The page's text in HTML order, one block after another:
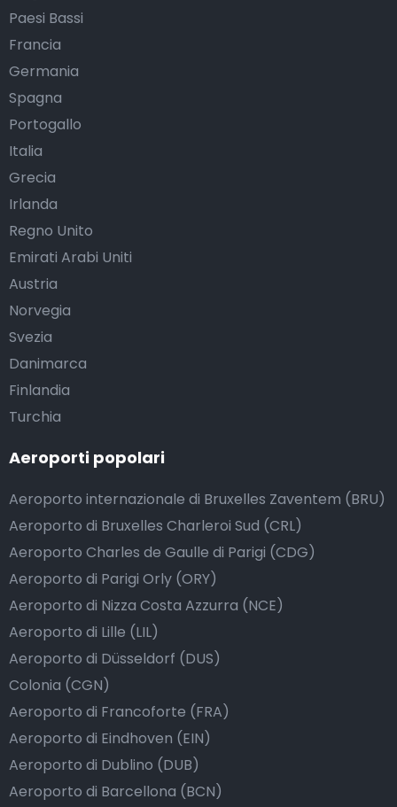
Paesi Bassi
Francia
Germania
Spagna
Portogallo
Italia
Grecia
Irlanda
Regno Unito
Emirati Arabi Uniti
Austria
Norvegia
Svezia
Danimarca
Finlandia
Turchia
Aeroporti popolari
Aeroporto internazionale di Bruxelles Zaventem (BRU)
Aeroporto di Bruxelles Charleroi Sud (CRL)
Aeroporto Charles de Gaulle di Parigi (CDG)
Aeroporto di Parigi Orly (ORY)
Aeroporto di Nizza Costa Azzurra (NCE)
Aeroporto di Lille (LIL)
Aeroporto di Düsseldorf (DUS)
Colonia (CGN)
Aeroporto di Francoforte (FRA)
Aeroporto di Eindhoven (EIN)
Aeroporto di Dublino (DUB)
Aeroporto di Barcellona (BCN)